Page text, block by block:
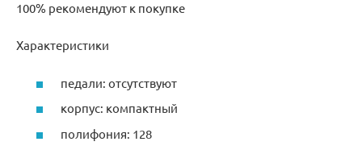
100% рекомендуют к покупке
Характеристики
педали: отсутствуют
корпус: компактный
полифония: 128